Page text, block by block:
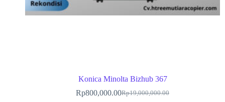
Konica Minolta Bizhub 367
Rp19,000,000.00
Rp800,000.00